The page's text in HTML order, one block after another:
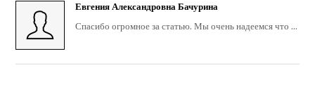
Евгения Александровна Бачурина
Спасибо огромное за статью. Мы очень надеемся что ...